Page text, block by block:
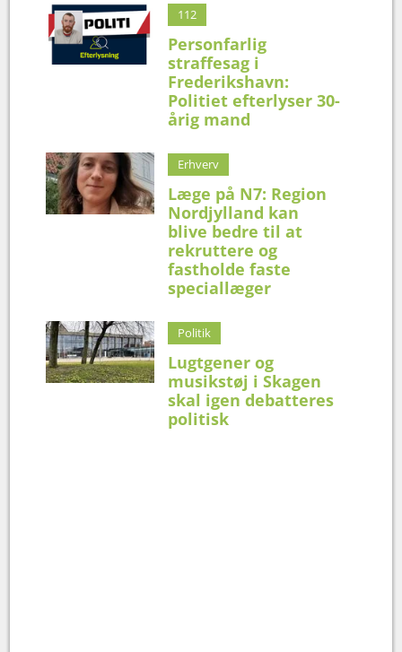
112
Personfarlig
straffesag i
Frederikshavn:
Politiet efterlyser 30-
årig mand
Erhverv
Læge på N7: Region
Nordjylland kan
blive bedre til at
rekruttere og
fastholde faste
speciallæger
Politik
Lugtgener og
musikstøj i Skagen
skal igen debatteres
politisk